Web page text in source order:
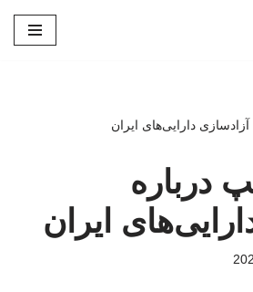
دارایی‌های ایران
درباره
ایران